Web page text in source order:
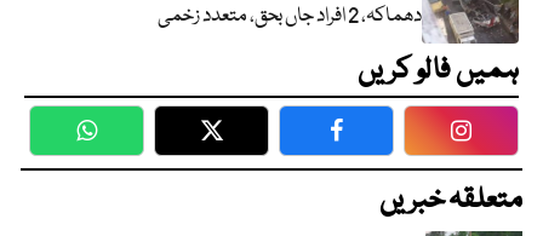
دھماکہ، 2 افراد جاں بحق، متعدد زخمی
ہمیں فالو کریں
WhatsApp Twitter Facebook
متعلقہ خبریں